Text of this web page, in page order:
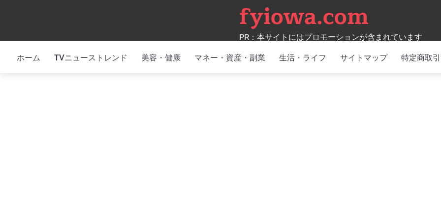
fyiowa.com
PR：本サイトにはプロモーションが含まれています
ホーム TVニューストレンド 美容・健康 マネー・資産・副業 生活・ライフ サイトマップ 特定商取